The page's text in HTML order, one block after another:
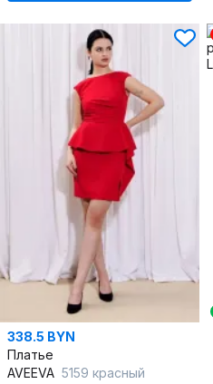
338.5 BYN
Платье
AVEEVA 5159 красный